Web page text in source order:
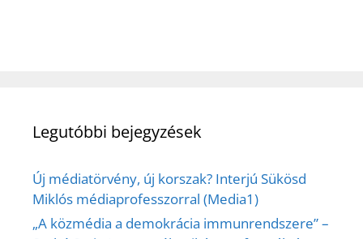
Legutóbbi bejegyzések
Új médiatörvény, új korszak? Interjú Sükösd
Miklós médiaprofesszorral (Media1)
„A közmédia a demokrácia immunrendszere” –